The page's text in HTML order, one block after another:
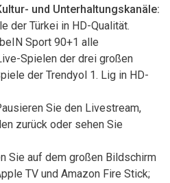
und Unterhaltungskanäle:
der Türkei in HD-Qualität.
Sport 90+1 alle
Spielen der drei großen
der Trendyol 1. Lig in HD-
Sie den Livestream,
zurück oder sehen Sie
Sie auf dem großen Bildschirm
TV und Amazon Fire Stick;